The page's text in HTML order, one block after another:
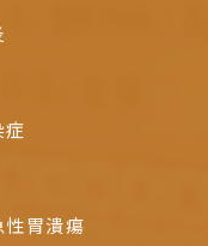
症
胃潰瘍